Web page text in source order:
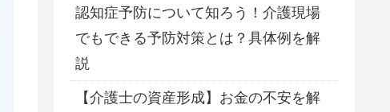
認知症予防について知ろう！介護現場
でもできる予防対策とは？具体例を解
説
【介護士の資産形成】お金の不安を解